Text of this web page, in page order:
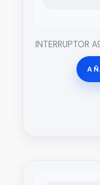
INTERRUPTOR